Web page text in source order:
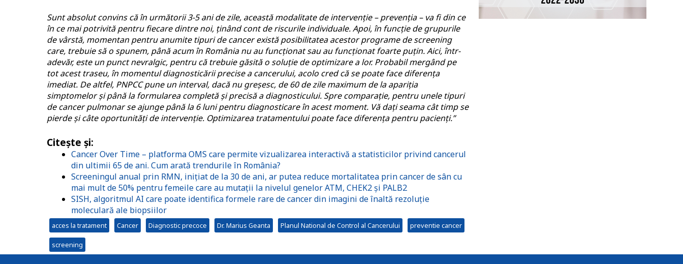
Sunt absolut convins că în următorii 3-5 ani de zile, această modalitate de intervenție – prevenția – va fi din ce
în ce mai potrivită pentru fiecare dintre noi, ținând cont de riscurile individuale. Apoi, în funcție de grupurile
de vârstă, momentan pentru anumite tipuri de cancer există posibilitatea acestor programe de screening
care, trebuie să o spunem, până acum în România nu au funcționat sau au funcționat foarte puțin. Aici, într-
adevăr, este un punct nevralgic, pentru că trebuie găsită o soluție de optimizare a lor. Probabil mergând pe
tot acest traseu, în momentul diagnosticării precise a cancerului, acolo cred că se poate face diferența
imediat. De altfel, PNPCC pune un interval, dacă nu greșesc, de 60 de zile maximum de la apariția
simptomelor și până la formularea completă și precisă a diagnosticului. Spre comparație, pentru unele tipuri
de cancer pulmonar se ajunge până la 6 luni pentru diagnosticare în acest moment. Vă dați seama cât timp se
pierde și câte oportunități de intervenție. Optimizarea tratamentului poate face diferența pentru pacienți.”
Citește și:
Cancer Over Time – platforma OMS care permite vizualizarea interactivă a statisticilor privind cancerul
din ultimii 65 de ani. Cum arată trendurile în România?
Screeningul anual prin RMN, inițiat de la 30 de ani, ar putea reduce mortalitatea prin cancer de sân cu
mai mult de 50% pentru femeile care au mutații la nivelul genelor ATM, CHEK2 și PALB2
SISH, algoritmul AI care poate identifica formele rare de cancer din imagini de înaltă rezoluție
moleculară ale biopsiilor
acces la tratament Cancer Diagnostic precoce Dr. Marius Geanta Planul National de Control al Cancerului preventie cancer
screening